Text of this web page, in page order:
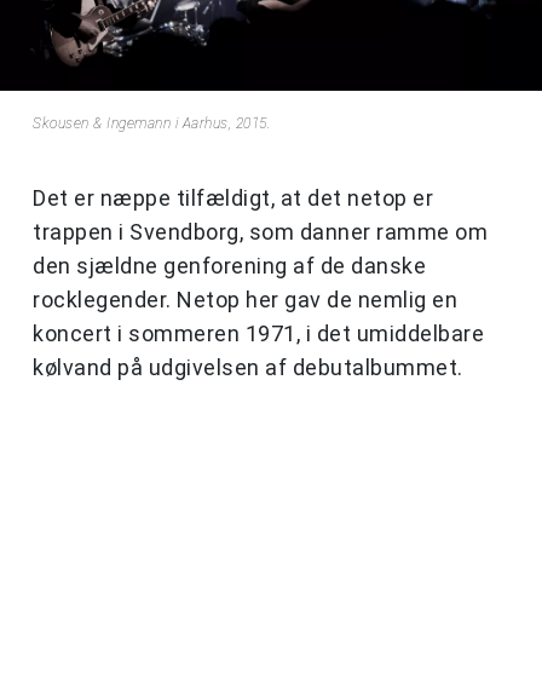
Skousen & Ingemann i Aarhus, 2015.
Det er næppe tilfældigt, at det netop er
trappen i Svendborg, som danner ramme om
den sjældne genforening af de danske
rocklegender. Netop her gav de nemlig en
koncert i sommeren 1971, i det umiddelbare
kølvand på udgivelsen af debutalbummet.